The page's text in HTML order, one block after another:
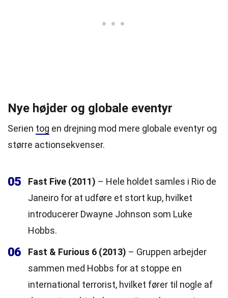
Nye højder og globale eventyr
Serien tog en drejning mod mere globale eventyr og
større actionsekvenser.
05 Fast Five (2011) – Hele holdet samles i Rio de
Janeiro for at udføre et stort kup, hvilket
introducerer Dwayne Johnson som Luke
Hobbs.
06 Fast & Furious 6 (2013) – Gruppen arbejder
sammen med Hobbs for at stoppe en
international terrorist, hvilket fører til nogle af